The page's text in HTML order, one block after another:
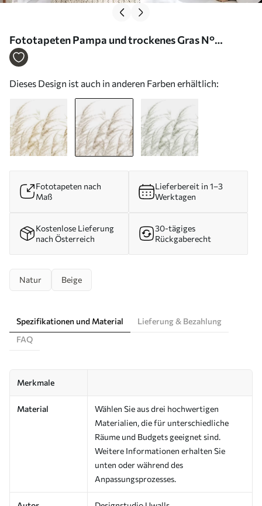
Fototapeten Pampa und trockenes Gras N°
w04863v1
Dieses Design ist auch in anderen Farben erhältlich:
Fototapeten nach
Maß
Lieferbereit in 1–3
Werktagen
Kostenlose Lieferung
nach Österreich
30-tägiges
Rückgaberecht
Natur Beige
Spezifikationen und Material
Lieferung & Bezahlung
FAQ
Merkmale
Material
Wählen Sie aus drei hochwertigen
Materialien, die für unterschiedliche
Räume und Budgets geeignet sind.
Weitere Informationen erhalten Sie
unten oder während des
Anpassungsprozesses.